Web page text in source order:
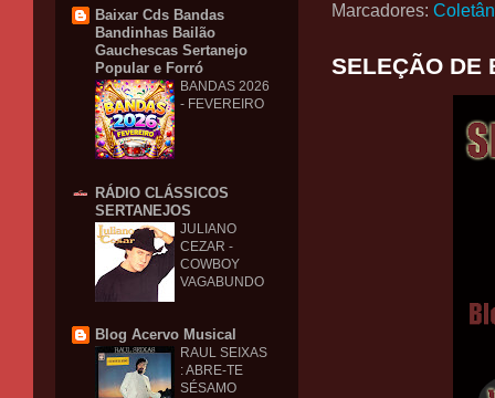
Marcadores:
SELEÇÃO DE
Baixar Cds Bandas
Bandinhas Bailão
Gauchescas Sertanejo
Popular e Forró
BANDAS 2026
- FEVEREIRO
RÁDIO CLÁSSICOS
SERTANEJOS
JULIANO
CEZAR -
COWBOY
VAGABUNDO
Blog Acervo Musical
RAUL SEIXAS
: ABRE-TE
SÉSAMO